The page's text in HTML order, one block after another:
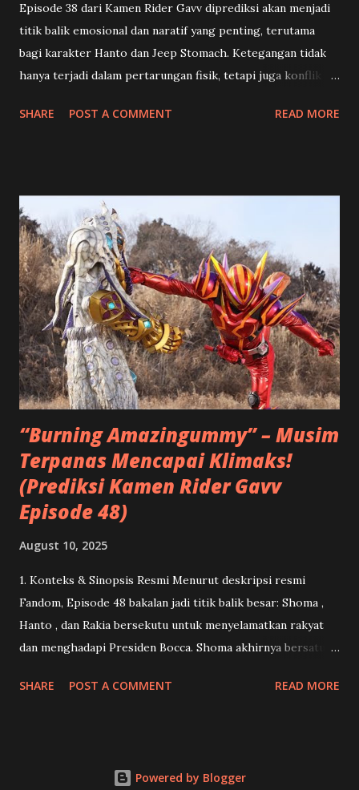
Episode 38 dari Kamen Rider Gavv diprediksi akan menjadi
titik balik emosional dan naratif yang penting, terutama
bagi karakter Hanto dan Jeep Stomach. Ketegangan tidak
hanya terjadi dalam pertarungan fisik, tetapi juga konflik
karakter utama. 🍡 Toko Manisan dan Kenangan Pahit
Tampaknya ini akan menjadi selingan ringan dari konflik
besar, namun justru menjadi awal dari konfrontasi
emosional yang mendalam. Di toko tersebut, mereka
bertemu Kenji (Yoshioka Mutsuo), seorang pengrajin
wagashi berbakat… yang ternyata adalah Granute ,
antagonis yang selama ini diburu Hanto karena menculik
ibunya. Hanto (Hino Yusuke) yang selama ini menghidupi
dirinya dengan semangat balas dendam mendadak goyah,
apalagi ketika melihat Kenji mendapat tempat sebagai
sosok ayah kedua...
SHARE POST A COMMENT READ MORE
“Burning Amazingummy” – Musim
Terpanas Mencapai Klimaks!
(Prediksi Kamen Rider Gavv
Episode 48)
August 10, 2025
1. Konteks & Sinopsis Resmi Menurut deskripsi resmi
Fandom, Episode 48 bakalan jadi titik balik besar: Shoma ,
Hanto , dan Rakia bersekutu untuk menyelamatkan rakyat
dan menghadapi Presiden Bocca. Shoma akhirnya bersatu
momen debut Gavv Amazingummy Form serta penampilan
Shoma, mungkin lahir dari ikatan pertemanan dan
SHARE POST A COMMENT READ MORE
Powered by Blogger